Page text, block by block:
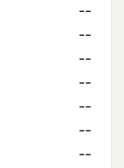
--
--
--
--
--
--
--